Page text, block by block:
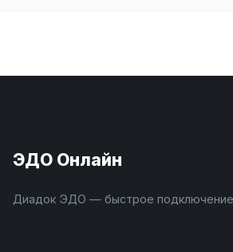
ЭДО Онлайн
Диадок ЭДО — быстрое подключение